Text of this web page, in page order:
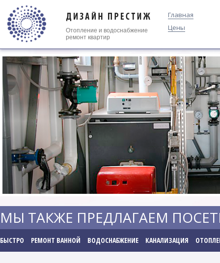
Отопление и водоснабжение
ремонт квартир
Главная
Цены
МЫ ТАКЖЕ ПРЕДЛАГАЕМ
БЫСТРО РЕМОНТ ВАННОЙ ВОДОСНАБЖЕНИЕ КАНАЛИЗАЦИЯ